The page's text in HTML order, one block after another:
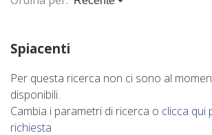
Spiacenti
Per questa ricerca non ci sono al
disponibili.
Cambia i parametri di ricerca o clicca qui
richiesta